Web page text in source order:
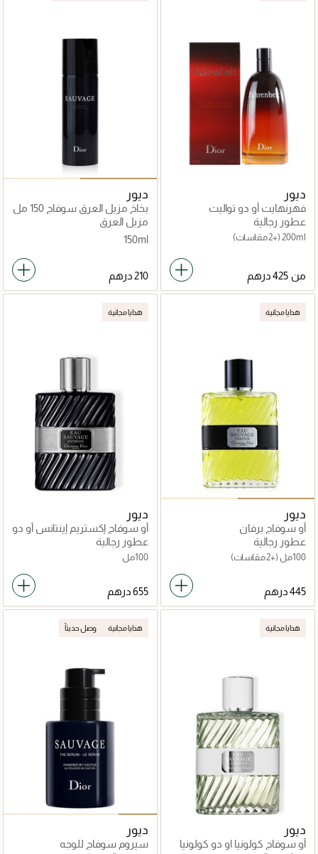
ديور
فهرنهايت أو دو تواليت
عطور رجالية
200ml (+2 مقاسات)
من
ديور
بخاخ مزيل العرق سوفاج 150 مل
مزيل العرق
150ml
هدايا مجانية
ديور
أو سوفاج برفان
عطور رجالية
100مل (+2 مقاسات)
هدايا مجانية
ديور
أو سوفاج إكستريم إينتانس أو دو
تواليت
عطور رجالية
100مل
هدايا مجانية
ديور
أو سوفاج كولونيا او دو كولونيا
هدايا مجانية وصل حديثاً
ديور
سيروم سوفاج للوجه